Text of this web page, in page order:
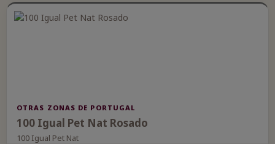
OTRAS ZONAS DE PORTUGAL
100 Igual Pet Nat Rosado
100 Igual Pet Nat